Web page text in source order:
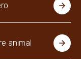
animal